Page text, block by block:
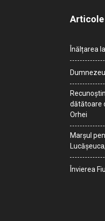
Înălțarea
dătătoare
Orhei
Marșul
Învierea